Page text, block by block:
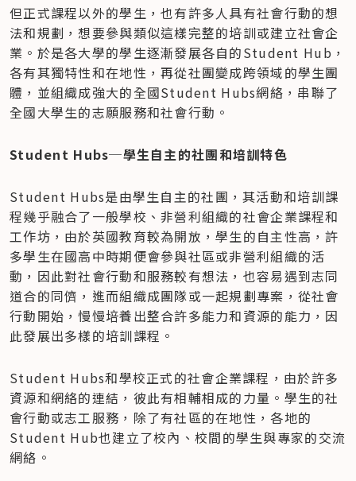
但正式課程以外的學生，也有許多人具有社會行動的想
法和規劃，想要參與類似這樣完整的培訓或建立社會企
業。於是各大學的學生逐漸發展各自的Student Hub，
各有其獨特性和在地性，再從社團變成跨領域的學生團
體，並組織成強大的全國Student Hubs網絡，串聯了
全國大學生的志願服務和社會行動。
Student Hubs─學生自主的社團和培訓特色
Student Hubs是由學生自主的社團，其活動和培訓課
程幾乎融合了一般學校、非營利組織的社會企業課程和
工作坊，由於英國教育較為開放，學生的自主性高，許
多學生在國高中時期便會參與社區或非營利組織的活
動，因此對社會行動和服務較有想法，也容易遇到志同
道合的同儕，進而組織成團隊或一起規劃專案，從社會
行動開始，慢慢培養出整合許多能力和資源的能力，因
此發展出多樣的培訓課程。
Student Hubs和學校正式的社會企業課程，由於許多
資源和網絡的連結，彼此有相輔相成的力量。學生的社
會行動或志工服務，除了有社區的在地性，各地的
Student Hub也建立了校內、校間的學生與專家的交流
網絡。